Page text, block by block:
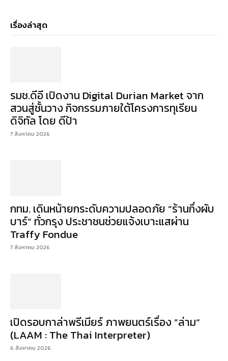
เรื่องล่าสุด
รมช.ดีอี เปิดงาน Digital Durian Market จาก
สวนสู่ชั้นวาง กิจกรรมภายใต้โครงการทุเรียน
ดิจิทัล โดย ดีป้า
7 สิงหาคม 2026
กทม. เดินหน้ายกระดับความปลอดภัย “ร้านกึ่งผับ
บาร์” ทั่วกรุง ประชาชนช่วยแจ้งเบาะแสผ่าน
Traffy Fondue
7 สิงหาคม 2026
เปิดรอบกาล่าพรีเมียร์ ภาพยนตร์เรื่อง ”ล่าม“
(LAAM : The Thai Interpreter)
6 สิงหาคม 2026